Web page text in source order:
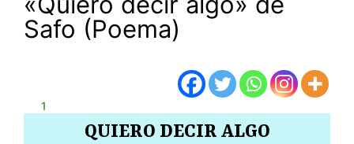
Safo (Poema)
1
QUIERO DECIR ALGO